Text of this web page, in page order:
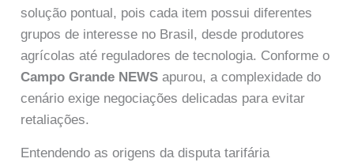
solução pontual, pois cada item possui diferentes
grupos de interesse no Brasil, desde produtores
agrícolas até reguladores de tecnologia. Conforme o
Campo Grande NEWS apurou, a complexidade do
cenário exige negociações delicadas para evitar
retaliações.
Entendendo as origens da disputa tarifária